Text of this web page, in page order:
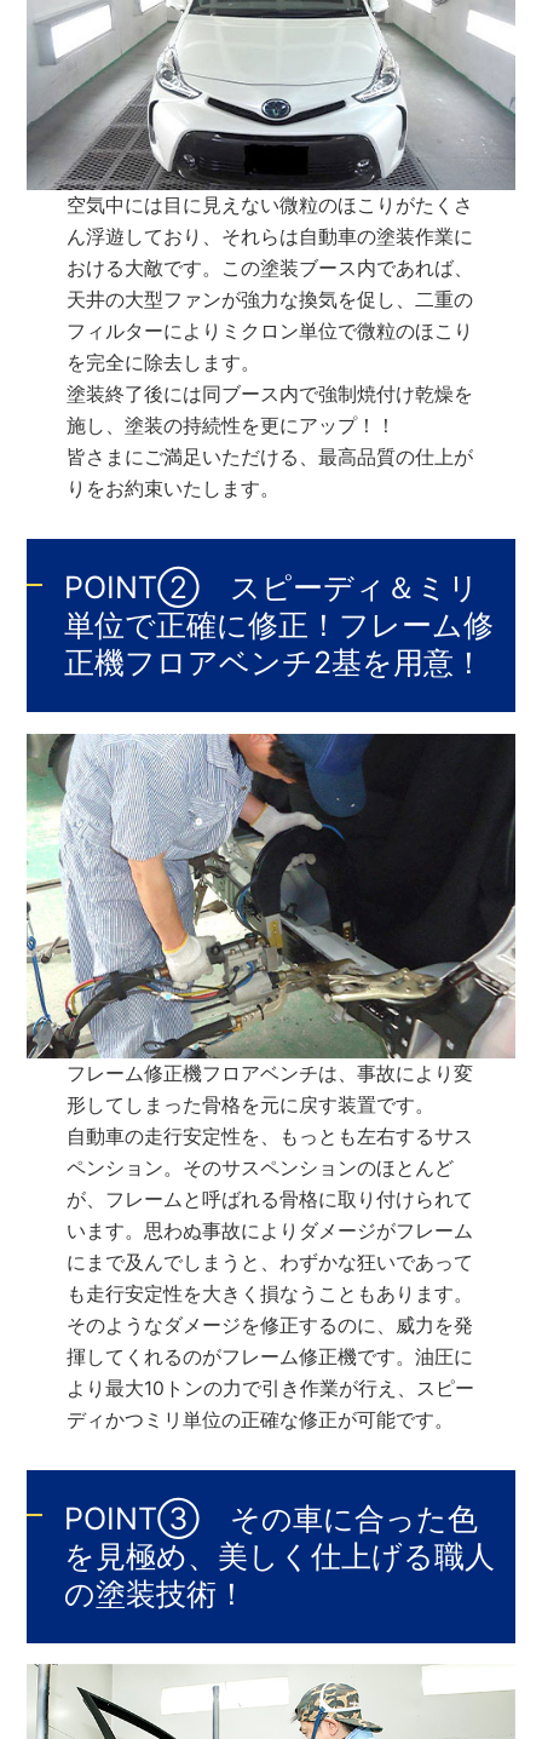
空気中には目に見えない微粒のほこりがたくさ
ん浮遊しており、それらは自動車の塗装作業に
おける大敵です。この塗装ブース内であれば、
天井の大型ファンが強力な換気を促し、二重の
フィルターによりミクロン単位で微粒のほこり
を完全に除去します。
塗装終了後には同ブース内で強制焼付け乾燥を
施し、塗装の持続性を更にアップ！！
皆さまにご満足いただける、最高品質の仕上が
りをお約束いたします。
POINT② スピーディ＆ミリ
単位で正確に修正！フレーム修
正機フロアベンチ2基を用意！
フレーム修正機フロアベンチは、事故により変
形してしまった骨格を元に戻す装置です。
自動車の走行安定性を、もっとも左右するサス
ペンション。そのサスペンションのほとんど
が、フレームと呼ばれる骨格に取り付けられて
います。思わぬ事故によりダメージがフレーム
にまで及んでしまうと、わずかな狂いであって
も走行安定性を大きく損なうこともあります。
そのようなダメージを修正するのに、威力を発
揮してくれるのがフレーム修正機です。油圧に
より最大10トンの力で引き作業が行え、スピー
ディかつミリ単位の正確な修正が可能です。
POINT③ その車に合った色
を見極め、美しく仕上げる職人
の塗装技術！